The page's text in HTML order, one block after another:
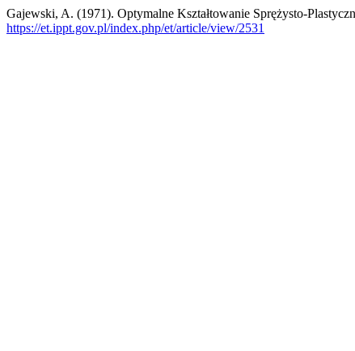
Gajewski, A. (1971). Optymalne Kształtowanie Sprężysto-
https://et.ippt.gov.pl/index.php/et/article/view/2531